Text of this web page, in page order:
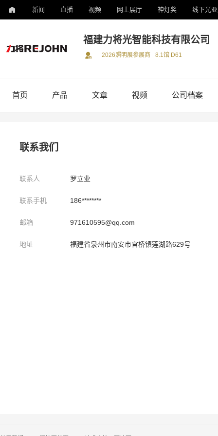
新闻 直播 视频 网上展厅 神灯奖 线下光
福建力将光智能科技有限公司
2026照明展参展商 8.1馆 D61
首页 产品 文章 视频 公司档案
联系我们
联系人 罗立业
联系手机 186********
邮箱 971610595@qq.com
地址 福建省泉州市南安市官桥镇莲湖路629号